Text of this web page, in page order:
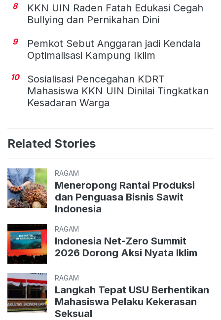
8
KKN UIN Raden Fatah Edukasi Cegah
Bullying dan Pernikahan Dini
9
Pemkot Sebut Anggaran jadi Kendala
Optimalisasi Kampung Iklim
10
Sosialisasi Pencegahan KDRT
Mahasiswa KKN UIN Dinilai Tingkatkan
Kesadaran Warga
Related Stories
RAGAM
Meneropong Rantai Produksi
dan Penguasa Bisnis Sawit
Indonesia
RAGAM
Indonesia Net-Zero Summit
2026 Dorong Aksi Nyata Iklim
RAGAM
Langkah Tepat USU Berhentikan
Mahasiswa Pelaku Kekerasan
Seksual